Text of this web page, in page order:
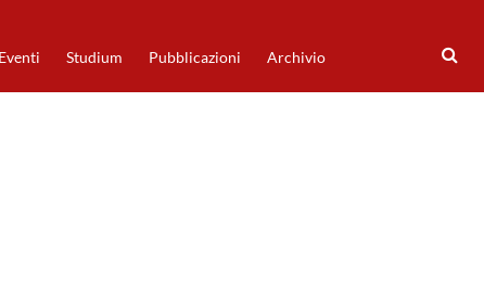
Eventi Studium Pubblicazioni Archivio